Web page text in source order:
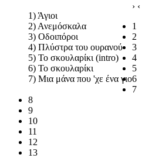
1) Άγιοι
2) Ανεμόσκαλα
3) Οδοιπόροι
4) Πλύστρα του ουρανού
5) Το σκουλαρίκι (intro)
6) Το σκουλαρίκι
7) Μια μάνα που 'χε ένα γιο
› ‹
1
2
3
4
5
6
7
8
9
10
11
12
13